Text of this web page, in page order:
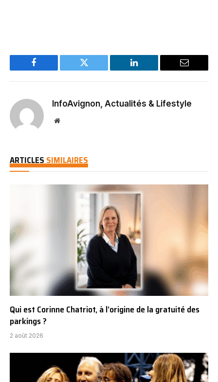
Facebook Twitter LinkedIn Email
InfoAvignon, Actualités & Lifestyle
Website
ARTICLES SIMILAIRES
Qui est Corinne Chatriot, à l’origine de la gratuité des
parkings ?
2 août 2026